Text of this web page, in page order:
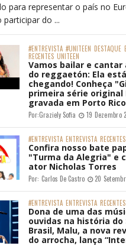
para representar o país no
participar do ...
#ENTREVISTA #UNITEEN DESTAQUE
RECENTES UNITEEN
Vamos bailar e cantar
do reggaetón: Ela está
chegando! Conheça
primeira série original
gravada em Porto Rico
Por:Graziely Sofia 19 Dezembro
#ENTREVISTA ENTREVISTA RECENTES
Confira nosso bate
"Turma da Alegria" e
ator Nicholas Torres
Por: Carlos De Castro 20
#ENTREVISTA ENTREVISTA RECENTES
Dona de uma das
ouvidas na história
Brasil, Malu, a nova
do arrocha, lança